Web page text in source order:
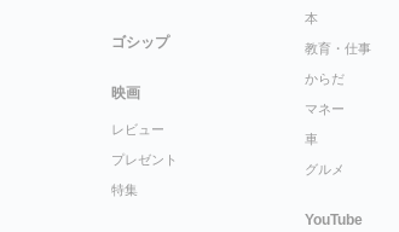
ゴシップ
映画
レビュー
プレゼント
特集
本
教育・仕事
からだ
マネー
車
グルメ
YouTube